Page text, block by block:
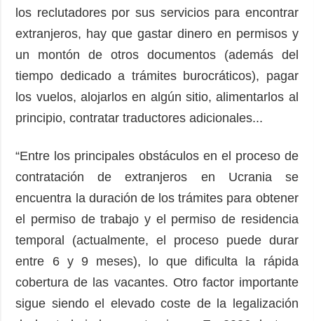
los reclutadores por sus servicios para encontrar
extranjeros, hay que gastar dinero en permisos y
un montón de otros documentos (además del
tiempo dedicado a trámites burocráticos), pagar
los vuelos, alojarlos en algún sitio, alimentarlos al
principio, contratar traductores adicionales...
“Entre los principales obstáculos en el proceso de
contratación de extranjeros en Ucrania se
encuentra la duración de los trámites para obtener
el permiso de trabajo y el permiso de residencia
temporal (actualmente, el proceso puede durar
entre 6 y 9 meses), lo que dificulta la rápida
cobertura de las vacantes. Otro factor importante
sigue siendo el elevado coste de la legalización